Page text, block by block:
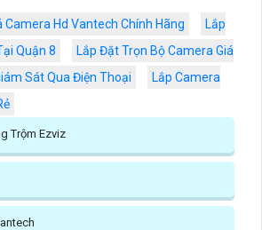
Camera Hd Vantech Chính Hãng
Lắp
Quận 8
Lắp Đặt Trọn Bộ Camera Giá
Sát Qua Điện Thoại
Lắp Camera
Trộm Ezviz